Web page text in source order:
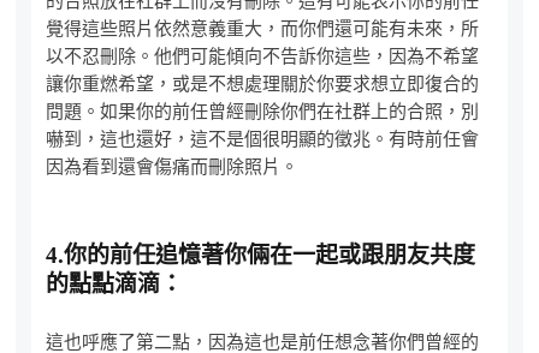
覺得這些照片依然意義重大，而你們還可能有未來，所
以不忍刪除。他們可能傾向不告訴你這些，因為不希望
讓你重燃希望，或是不想處理關於你要求想立即復合的
問題。如果你的前任曾經刪除你們在社群上的合照，別
嚇到，這也還好，這不是個很明顯的徵兆。有時前任會
因為看到還會傷痛而刪除照片。
4.你的前任追憶著你倆在一起或跟朋友共度
的點點滴滴：
這也呼應了第二點，因為這也是前任想念著你們曾經的